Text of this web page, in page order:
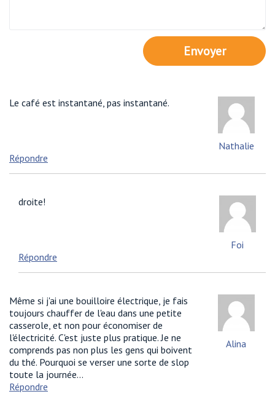
Envoyer
Le café est instantané, pas instantané.
Nathalie
Répondre
droite!
Foi
Répondre
Même si j'ai une bouilloire électrique, je fais
toujours chauffer de l'eau dans une petite
casserole, et non pour économiser de
l'électricité. C'est juste plus pratique. Je ne
comprends pas non plus les gens qui boivent
du thé. Pourquoi se verser une sorte de slop
toute la journée...
Alina
Répondre